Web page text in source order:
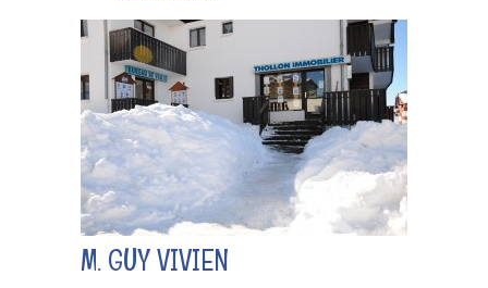
M. GUY VIVIEN